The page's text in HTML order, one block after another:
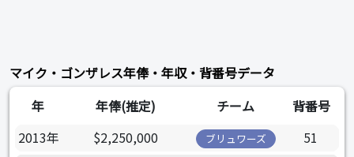
マイク・ゴンザレス年俸・年収・背番号データ
年
年俸(推定) チーム
背番号
2013年
$2,250,000 ブリュワーズ
51